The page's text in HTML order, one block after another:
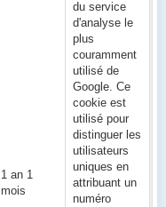
1 an 1
mois
du service
d'analyse le
plus
couramment
utilisé de
Google. Ce
cookie est
utilisé pour
distinguer les
utilisateurs
uniques en
attribuant un
numéro